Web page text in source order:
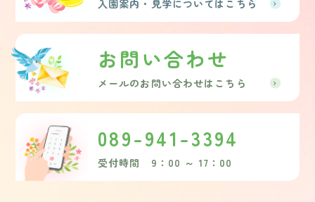
入園案内・見学についてはこちら
お問い合わせ
メールのお問い合わせはこちら
089-941-3394
受付時間 9：00 ～ 17：00